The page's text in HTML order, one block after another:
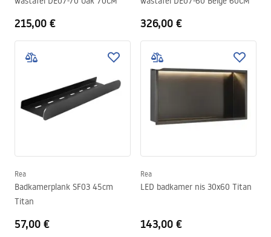
215,00 € 326,00 €
Rea
Badkamerplank SF03 45cm
Titan
57,00 €
Rea
LED badkamer nis 30x60 Titan
143,00 €